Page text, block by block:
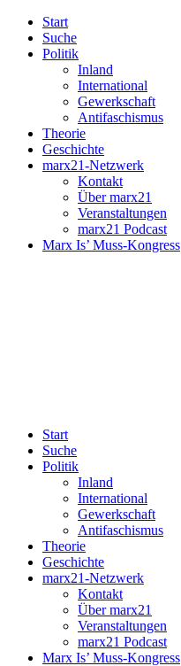
Start
Suche
Politik
Inland
International
Gewerkschaft
Antifaschismus
Theorie
Geschichte
marx21-Netzwerk
Kontakt
Über marx21
Veranstaltungen
marx21 Podcast
Marx Is’ Muss-Kongress
Start
Suche
Politik
Inland
International
Gewerkschaft
Antifaschismus
Theorie
Geschichte
marx21-Netzwerk
Kontakt
Über marx21
Veranstaltungen
marx21 Podcast
Marx Is’ Muss-Kongress